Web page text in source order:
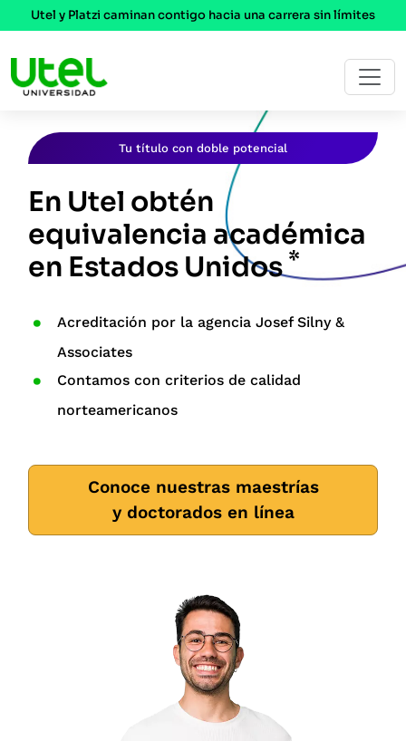
Utel y Platzi caminan contigo hacia una carrera sin límites
Tu título con doble potencial
En Utel obtén
equivalencia académica
en Estados Unidos*
Acreditación por la agencia Josef Silny &
Associates
Contamos con criterios de calidad
norteamericanos
Conoce nuestras maestrías
y doctorados en línea